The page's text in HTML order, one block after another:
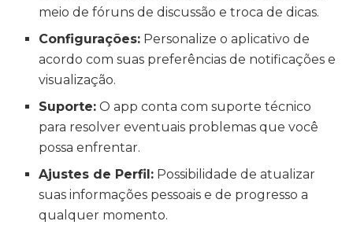
meio de fóruns de discussão e troca de dicas.
Configurações: Personalize o aplicativo de
acordo com suas preferências de notificações e
visualização.
Suporte: O app conta com suporte técnico
para resolver eventuais problemas que você
possa enfrentar.
Ajustes de Perfil: Possibilidade de atualizar
suas informações pessoais e de progresso a
qualquer momento.